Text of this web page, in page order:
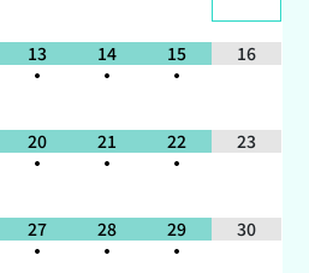
13
•
14
•
15
•
16
20
•
21
•
22
•
23
27
•
28
•
29
•
30